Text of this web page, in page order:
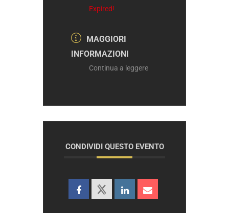
Expired!
MAGGIORI
INFORMAZIONI
Continua a leggere
CONDIVIDI QUESTO EVENTO